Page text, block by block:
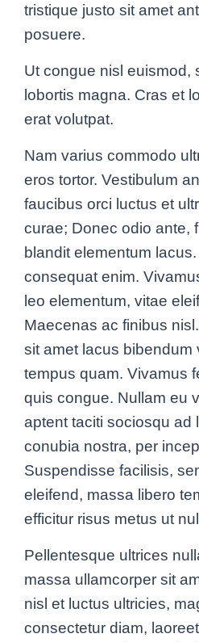
tristique justo sit amet
posuere.
Ut congue nisl euismod,
lobortis magna. Cras et
erat volutpat.
Nam varius commodo
eros tortor. Vestibulum
faucibus orci luctus et
curae; Donec odio ante,
blandit elementum
consequat enim.
leo elementum, vitae
Maecenas ac finibus
sit amet lacus bibendum
tempus quam. Vivamus
quis congue. Nullam eu
aptent taciti sociosqu ad
conubia nostra, per
Suspendisse facilisis,
eleifend, massa libero
efficitur risus metus ut
Pellentesque ultrices
massa ullamcorper sit
nisl et luctus ultricies,
consectetur diam,